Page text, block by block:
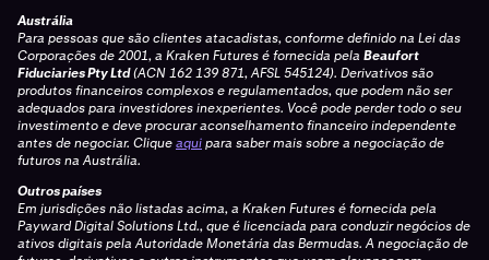
Austrália
Para pessoas que são clientes atacadistas, conforme definido na Lei das
Corporações de 2001, a Kraken Futures é fornecida pela Beaufort
Fiduciaries Pty Ltd(ACN 162 139 871, AFSL 545124). Derivativos são
produtos financeiros complexos e regulamentados, que podem não ser
adequados para investidores inexperientes. Você pode perder todo o seu
investimento e deve procurar aconselhamento financeiro independente
antes de negociar. Cliqueaquipara saber mais sobre a negociação de
futuros na Austrália.
Outros países
Em jurisdições não listadas acima, a Kraken Futures é fornecida pela
Payward Digital Solutions Ltd., que é licenciada para conduzir negócios de
ativos digitais pela Autoridade Monetária das Bermudas. A negociação de